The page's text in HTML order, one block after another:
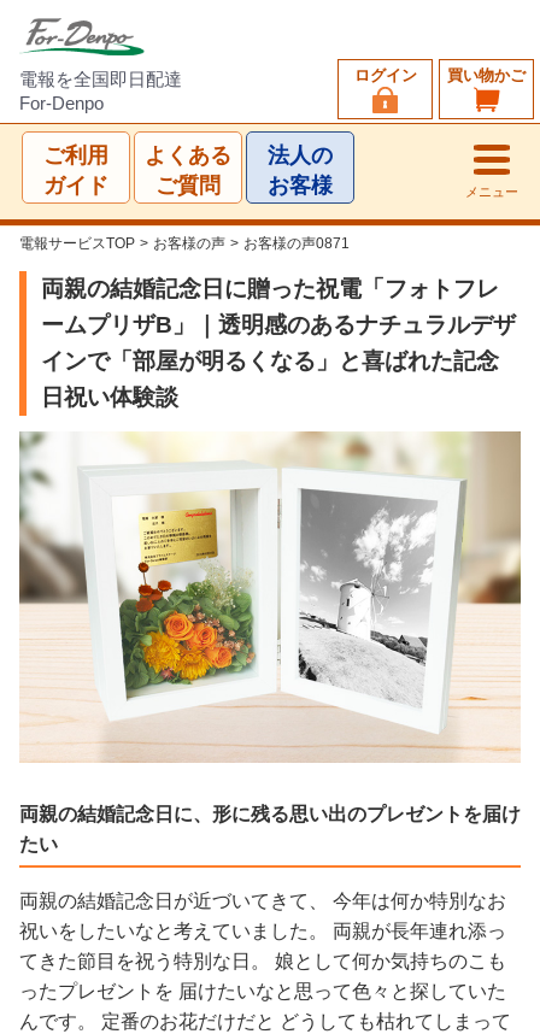
電報を全国即日配達
For-Denpo
買い物かご
ログイン
ご利用
ガイド
よくある
ご質問
法人の
お客様
メニュー
電報サービスTOP > お客様の声 > お客様の声0871
両親の結婚記念日に贈った祝電「フォトフレ
ームプリザB」｜透明感のあるナチュラルデザ
インで「部屋が明るくなる」と喜ばれた記念
日祝い体験談
両親の結婚記念日に、形に残る思い出のプレゼントを届け
たい
両親の結婚記念日が近づいてきて、 今年は何か特別なお
祝いをしたいなと考えていました。 両親が長年連れ添っ
てきた節目を祝う特別な日。 娘として何か気持ちのこも
ったプレゼントを 届けたいなと思って色々と探していた
んです。 定番のお花だけだと どうしても枯れてしまって